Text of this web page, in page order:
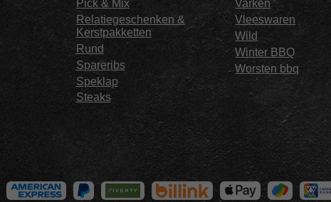
Pick & Mix
Relatiegeschenken &
Kerstpakketten
Rund
Spareribs
Speklap
Steaks
Varken
Vleeswaren
Wild
Winter BBQ
Worsten bbq